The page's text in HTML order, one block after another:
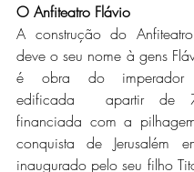
O Anfiteatro Flávio
A construção do
deve o seu nome à gens
é obra do imperador
edificada  apartir
financiada com a
conquista de Jerusalém
inaugurado pelo seu filho